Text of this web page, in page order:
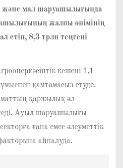
және мал шаруашылығында
жалпы өнімінің
етіп, 8,3 трлн теңгені
кешені 1,1
қамтамасыз етуде.
қаржылық әл-
Ауыл шаруашылығы
ғана емес әлеуметтік
айналуда.